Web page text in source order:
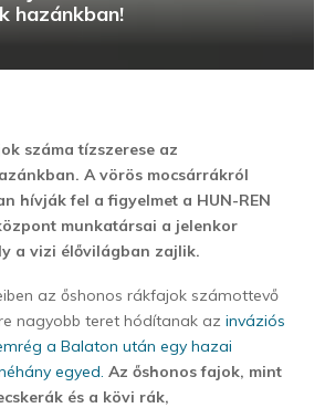
hazánkban!
száma tízszerese az
A vörös mocsárrákról
hívják fel a figyelmet a HUN-REN
munkatársai a jelenkor
a vizi élővilágban zajlik.
az őshonos rákfajok számottevő
nagyobb teret hódítanak az inváziós
a Balaton után egy hazai
egyed. Az őshonos fajok, mint
és a kövi rák,